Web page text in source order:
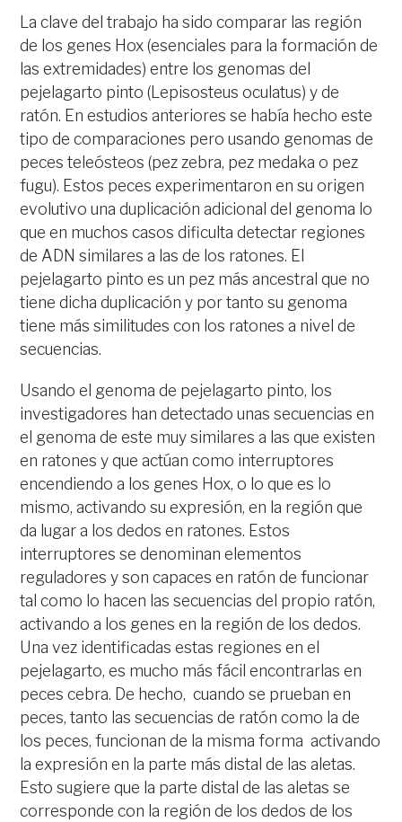
La clave del trabajo ha sido comparar las región
de los genes Hox (esenciales para la formación de
las extremidades) entre los genomas del
pejelagarto pinto (Lepisosteus oculatus) y de
ratón. En estudios anteriores se había hecho este
tipo de comparaciones pero usando genomas de
peces teleósteos (pez zebra, pez medaka o pez
fugu). Estos peces experimentaron en su origen
evolutivo una duplicación adicional del genoma lo
que en muchos casos dificulta detectar regiones
de ADN similares a las de los ratones. El
pejelagarto pinto es un pez más ancestral que no
tiene dicha duplicación y por tanto su genoma
tiene más similitudes con los ratones a nivel de
secuencias.
Usando el genoma de pejelagarto pinto, los
investigadores han detectado unas secuencias en
el genoma de este muy similares a las que existen
en ratones y que actúan como interruptores
encendiendo a los genes Hox, o lo que es lo
mismo, activando su expresión, en la región que
da lugar a los dedos en ratones. Estos
interruptores se denominan elementos
reguladores y son capaces en ratón de funcionar
tal como lo hacen las secuencias del propio ratón,
activando a los genes en la región de los dedos.
Una vez identificadas estas regiones en el
pejelagarto, es mucho más fácil encontrarlas en
peces cebra. De hecho, cuando se prueban en
peces, tanto las secuencias de ratón como la de
los peces, funcionan de la misma forma activando
la expresión en la parte más distal de las aletas.
Esto sugiere que la parte distal de las aletas se
corresponde con la región de los dedos de los